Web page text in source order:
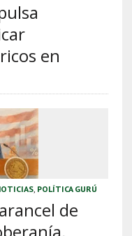
en
, POLÍTICA GURÚ
de